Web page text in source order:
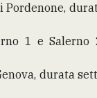
1 e Salerno
durata